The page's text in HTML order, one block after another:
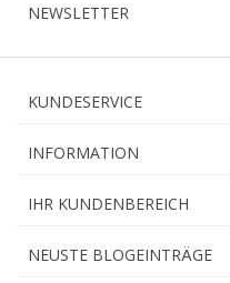
NEWSLETTER
KUNDESERVICE
INFORMATION
IHR KUNDENBEREICH
NEUSTE BLOGEINTRÄGE